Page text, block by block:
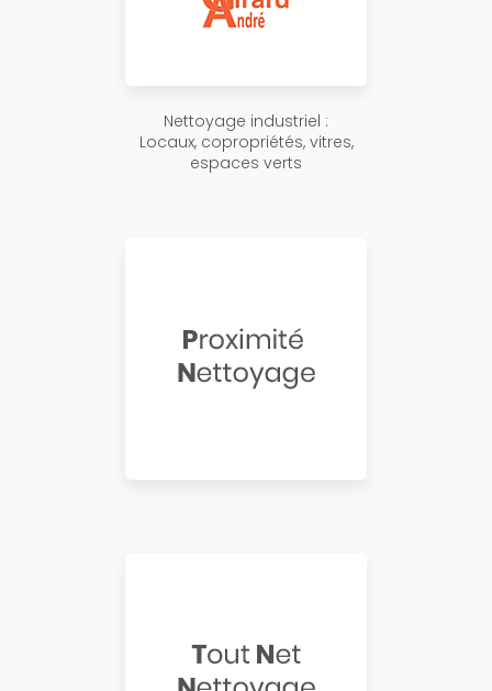
Nettoyage industriel :
Locaux, copropriétés, vitres,
espaces verts